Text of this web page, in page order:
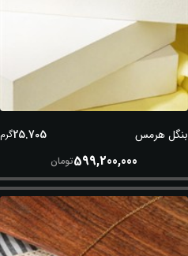
بنگل هرمس 25.705گرم
599,200,000تومان